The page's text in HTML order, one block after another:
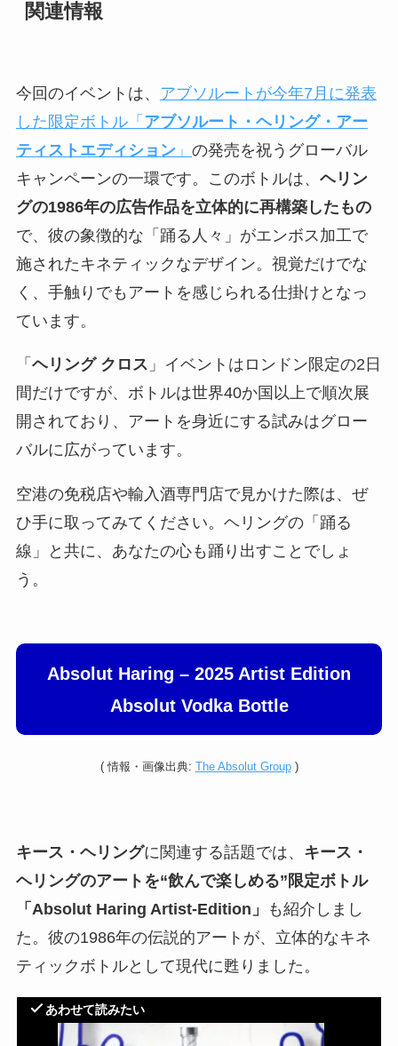
関連情報
今回のイベントは、 アブソルートが今年7月に発表
した限定ボトル「 アブソルート・ヘリング・アー
ティストエディション」 の発売を祝うグローバル
キャンペーンの一環です。このボトルは、 ヘリン
グの1986年の広告作品を立体的に再構築したもの
で、彼の象徴的な「踊る人々」がエンボス加工で
施されたキネティックなデザイン。視覚だけでな
く、手触りでもアートを感じられる仕掛けとなっ
ています。
「 ヘリング クロス 」イベントはロンドン限定の2日
間だけですが、ボトルは世界40か国以上で順次展
開されており、アートを身近にする試みはグロー
バルに広がっています。
空港の免税店や輸入酒専門店で見かけた際は、ぜ
ひ手に取ってみてください。ヘリングの「踊る
線」と共に、あなたの心も踊り出すことでしょ
う。
Absolut Haring – 2025 Artist Edition
Absolut Vodka Bottle
(情報 ・画像出典: The Absolut Group)
キース・ヘリングに関連する話題では、 キース・
ヘリングのアートを“飲んで楽しめる”限定ボトル
「Absolut Haring Artist-Edition」
も紹介しまし
た。彼の1986年の伝説的アートが、立体的なキネ
ティックボトルとして現代に甦りました。
あわせて読みたい